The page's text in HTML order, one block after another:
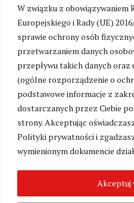
W związku z
Europejskiego i Rady (UE)
sprawie ochrony osób
przetwarzaniem danych
przepływu takich danych
(ogólne rozporządzenie o
podstawowe informacje z
dostarczanych przez Ciebie
strony. Akceptując
Polityki prywatności i
wymienionym dokumencie
Akceptuj
Zmień
2026. Wszelkie